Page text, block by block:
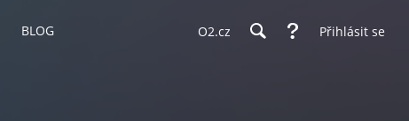
BLOG O2.cz Přihlásit se